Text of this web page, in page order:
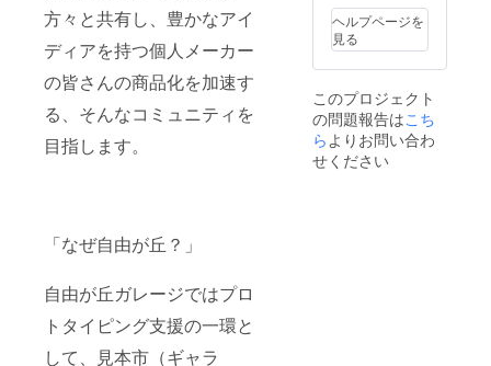
方々と共有し、豊かなアイ
ディアを持つ個人メーカー
の皆さんの商品化を加速す
る、そんなコミュニティを
目指します。
「なぜ自由が丘？」
自由が丘ガレージではプロ
トタイピング支援の一環と
して、見本市（ギャラ
ヘルプページを
見る
このプロジェクト
の問題報告はこち
ら よりお問い合わ
せください